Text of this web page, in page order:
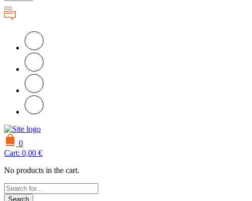
0
Cart: 0,00 €
No products in the cart.
Search